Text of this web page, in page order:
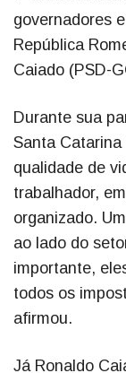
governadores
República
Caiado (PSD-
Durante sua
Santa
qualidade de
trabalhador,
organizado.
ao lado do
importante,
todos os
afirmou.
Já Ronaldo